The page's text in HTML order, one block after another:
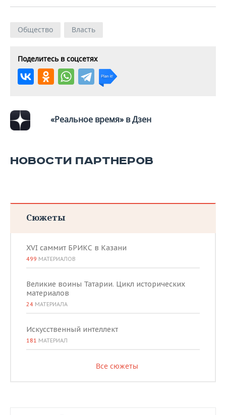
Общество Власть
Поделитесь в соцсетях
«Реальное время» в Дзен
НОВОСТИ ПАРТНЕРОВ
Сюжеты
XVI саммит БРИКС в Казани
499 МАТЕРИАЛОВ
Великие воины Татарии. Цикл исторических
материалов
24 МАТЕРИАЛА
Искусственный интеллект
181 МАТЕРИАЛ
Все сюжеты